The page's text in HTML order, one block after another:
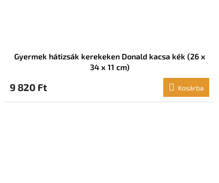
Gyermek hátizsák kerekeken Donald kacsa kék (26 x
34 x 11 cm)
9 820 Ft Kosárba